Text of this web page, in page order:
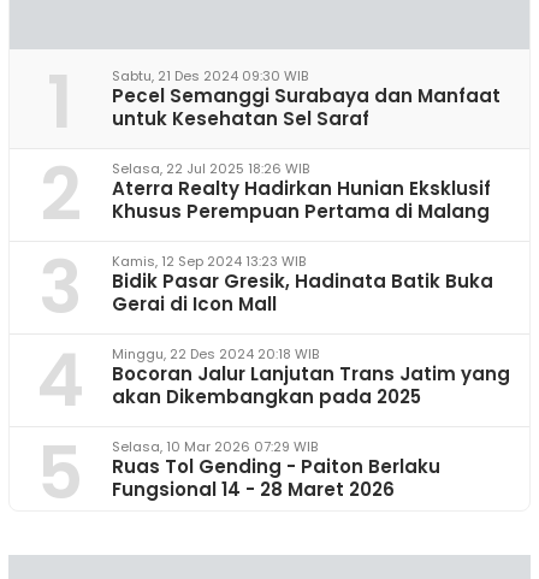
1 Sabtu, 21 Des 2024 09:30 WIB
Pecel Semanggi Surabaya dan Manfaat
untuk Kesehatan Sel Saraf
2 Selasa, 22 Jul 2025 18:26 WIB
Aterra Realty Hadirkan Hunian Eksklusif
Khusus Perempuan Pertama di Malang
3 Kamis, 12 Sep 2024 13:23 WIB
Bidik Pasar Gresik, Hadinata Batik Buka
Gerai di Icon Mall
4 Minggu, 22 Des 2024 20:18 WIB
Bocoran Jalur Lanjutan Trans Jatim yang
akan Dikembangkan pada 2025
5 Selasa, 10 Mar 2026 07:29 WIB
Ruas Tol Gending - Paiton Berlaku
Fungsional 14 - 28 Maret 2026